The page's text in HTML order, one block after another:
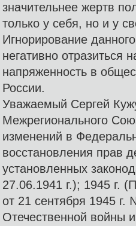
значительнее жертв
только у себя, но и у
Игнорирование
негативно отразиться
напряженность в
России.
Уважаемый Сергей
Межрегионального
изменений в
восстановления прав
установленных
27.06.1941 г.); 1945 г.
от 21 сентября 1945
Отечественной войны